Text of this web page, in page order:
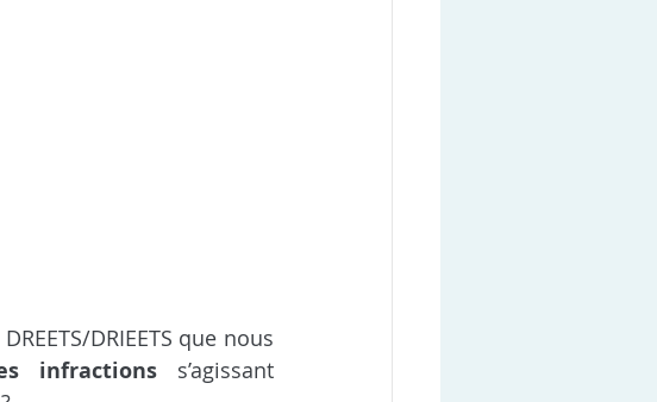
DREETS/DRIEETS que nous
infractions s’agissant